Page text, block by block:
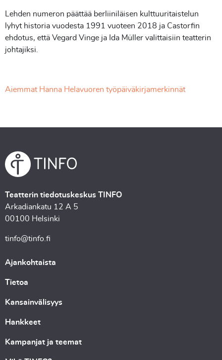
Lehden numeron päättää berliiniläisen kulttuuritaistelun
lyhyt historia vuodesta 1991 vuoteen 2018 ja Castorfin
ehdotus, että Vegard Vinge ja Ida Müller valittaisiin teatterin
johtajiksi.
Aiemmat Hanna Helavuoren työpäiväkirjamerkinnät
Teatterin tiedotuskeskus TINFO
Arkadiankatu 12 A 5
00100 Helsinki
tinfo@tinfo.fi
Ajankohtaista
Tietoa
Kansainvälisyys
Hankkeet
Kampanjat ja teemat